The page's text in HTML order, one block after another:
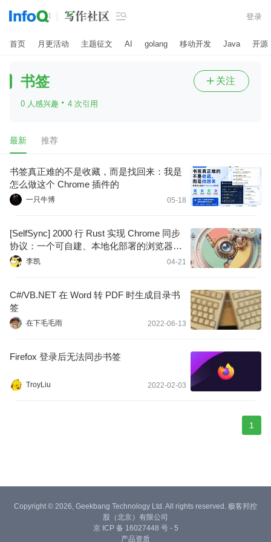
 登录
首页 月更活动 主题征文 AI golang 移动开发 Java 开源
书签
0 人感兴趣 · 4 次引用
 关注
最新 推荐
书签真正难的不是收藏，而是找回来：我是
怎么做这个 Chrome 插件的
一只牛博 05-18
[SelfSync] 2000 行 Rust 实现 Chrome 同步
协议：一个可自建、本地化部署的浏览器数
据方案
李凯 04-21
C#/VB.NET 在 Word 转 PDF 时生成目录书
签
在下毛毛雨 2022-06-13
Firefox 登录后无法同步书签
TroyLiu 2022-02-03
1
Copyright © 2026, Geekbang Technology Ltd. All rights reserved. 极客邦控
股（北京）有限公司
京 ICP 备 16027448 号 - 5
产品资质